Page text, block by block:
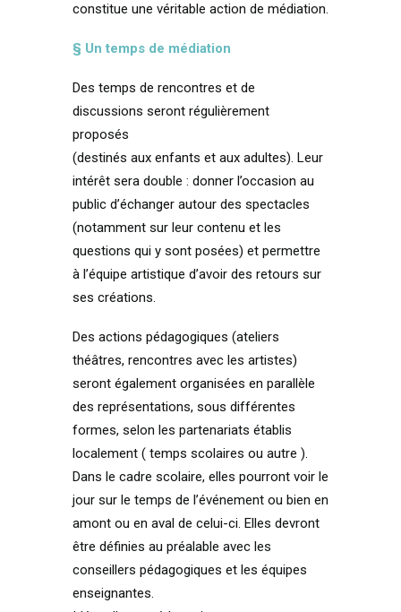
constitue une véritable action de médiation.
§ Un temps de médiation
Des temps de rencontres et de
discussions seront régulièrement
proposés
(destinés aux enfants et aux adultes). Leur
intérêt sera double : donner l’occasion au
public d’échanger autour des spectacles
(notamment sur leur contenu et les
questions qui y sont posées) et permettre
à l’équipe artistique d’avoir des retours sur
ses créations.
Des actions pédagogiques (ateliers
théâtres, rencontres avec les artistes)
seront également organisées en parallèle
des représentations, sous différentes
formes, selon les partenariats établis
localement ( temps scolaires ou autre ).
Dans le cadre scolaire, elles pourront voir le
jour sur le temps de l’événement ou bien en
amont ou en aval de celui-ci. Elles devront
être définies au préalable avec les
conseillers pédagogiques et les équipes
enseignantes.